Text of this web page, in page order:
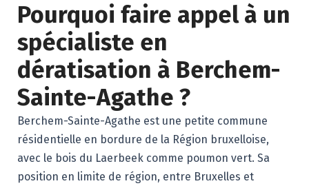
Pourquoi faire appel à un
spécialiste en
dératisation à Berchem-
Sainte-Agathe ?
Berchem-Sainte-Agathe est une petite commune
résidentielle en bordure de la Région bruxelloise,
avec le bois du Laerbeek comme poumon vert. Sa
position en limite de région, entre Bruxelles et